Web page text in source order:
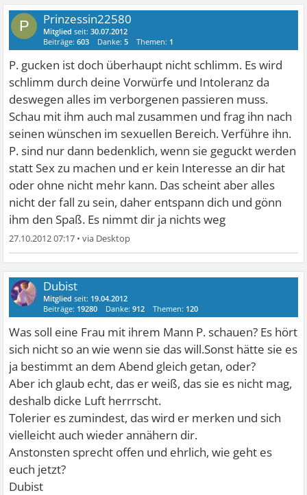
P Prinzessin22580
Mitglied seit:30.07.2012
Beiträge:603 Danke:5 Themen: 1
P. gucken ist doch überhaupt nicht schlimm. Es wird
schlimm durch deine Vorwürfe und Intoleranz da
deswegen alles im verborgenen passieren muss.
Schau mit ihm auch mal zusammen und frag ihn nach
seinen wünschen im sexuellen Bereich. Verführe ihn.
P. sind nur dann bedenklich, wenn sie geguckt werden
statt Sex zu machen und er kein Interesse an dir hat
oder ohne nicht mehr kann. Das scheint aber alles
nicht der fall zu sein, daher entspann dich und gönn
ihm den Spaß. Es nimmt dir ja nichts weg
27.10.2012 07:17 •
Dubist
Mitglied seit: 19.04.2012
Beiträge: 19280 Danke:912 Themen: 120
Was soll eine Frau mit ihrem Mann P. schauen? Es hört
sich nicht so an wie wenn sie das will.Sonst hätte sie es
ja bestimmt an dem Abend gleich getan, oder?
Aber ich glaub echt, das er weiß, das sie es nicht mag,
deshalb dicke Luft herrrscht.
Tolerier es zumindest, das wird er merken und sich
vielleicht auch wieder annähern dir.
Anstonsten sprecht offen und ehrlich, wie geht es
euch jetzt?
Dubist